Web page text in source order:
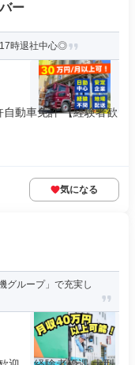
ー
時退社中心◎
動車免許 【経験者歓
気になる
グループ」で充実し